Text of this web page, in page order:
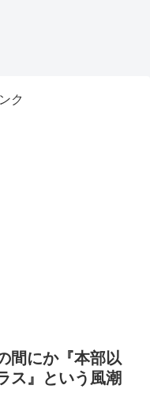
ク
間にか『本部以
ス』という風潮